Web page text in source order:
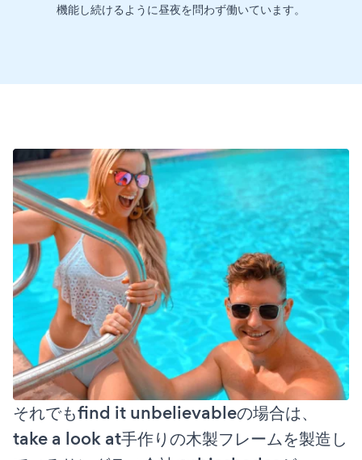
機能し続けるように昼夜を問わず働いています。
それでもfind it unbelievableの場合は、
take a look at手作りの木製フレームを製造し